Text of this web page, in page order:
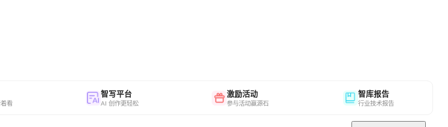
看
智写平台
AI 创作更轻松
激励活动
参与活动赢源石
智库报告
行业技术报告